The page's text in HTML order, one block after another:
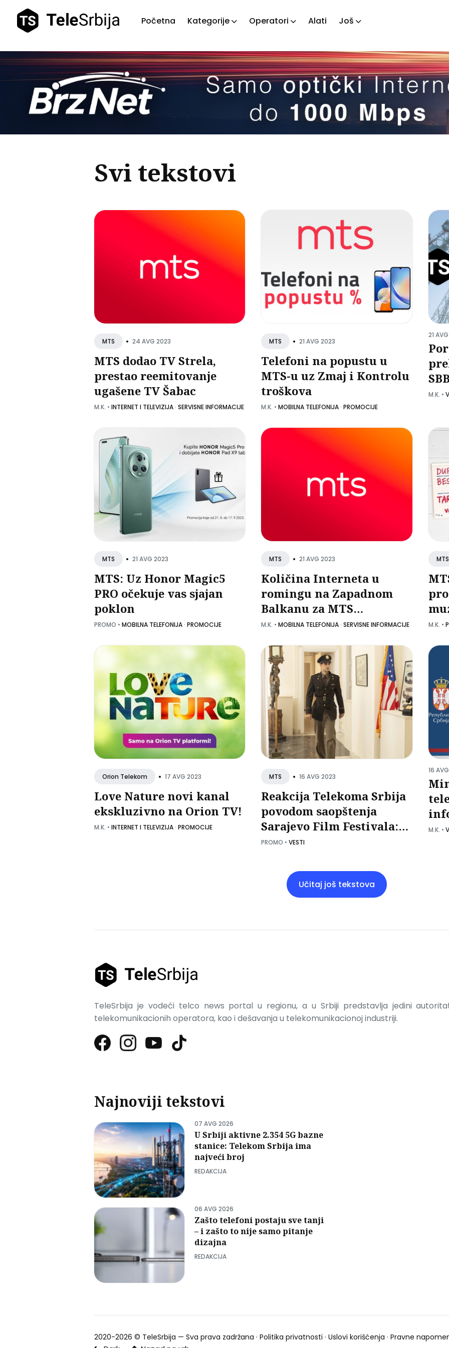
Početna Kategorije Operatori Alati Još
Pretražite
tekstove
Svi tekstovi
MTS • 24 AVG 2023
MTS dodao TV Strela,
prestao reemitovanje
ugašene TV Šabac
M.K. • INTERNET I TELEVIZIJA· SERVISNE INFORMACIJE
MTS • 21 AVG 2023
Telefoni na popustu u
MTS-u uz Zmaj i Kontrolu
troškova
M.K. •MOBILNA TELEFONIJA·PROMOCIJE
21
M.K. •
MTS • 21 AVG 2023
MTS: Uz Honor Magic5
PRO očekuje vas sjajan
poklon
PROMO • MOBILNA TELEFONIJA· PROMOCIJE
MTS • 21 AVG 2023
Količina Interneta u
romingu na Zapadnom
Balkanu za MTS
korisnike od danas
portalu i aplikaciji
M.K. •MOBILNA TELEFONIJA·SERVISNE INFORMACIJE
MTS
M.K. •
Orion Telekom • 17 AVG 2023
Love Nature novi kanal
ekskluzivno na Orion TV!
M.K. • INTERNET I TELEVIZIJA· PROMOCIJE
MTS • 16 AVG 2023
Reakcija Telekoma Srbija
povodom saopštenja
Sarajevo Film Festivala:
Organizatori Sarajevo
upoznati sa
predstavljanjem projekta
Heroji Halijarda
PROMO •VESTI
16
M.K. •
Učitaj još tekstova
TeleSrbija je vodeći telco news portal u regionu, a u Srbiji predstavlja jedini
telekomunikacionih operatora, kao i dešavanja u telekomunikacionoj industriji.
Najnoviji tekstovi
07 AVG 2026
U Srbiji aktivne 2.354 5G bazne
stanice: Telekom Srbija ima
najveći broj
REDAKCIJA
06 AVG 2026
Zašto telefoni postaju sve tanji
– i zašto to nije samo pitanje
dizajna
REDAKCIJA
2020-2026 © TeleSrbija — Sva prava zadržana · Politika privatnosti · Uslovi korišćenja · Pravne